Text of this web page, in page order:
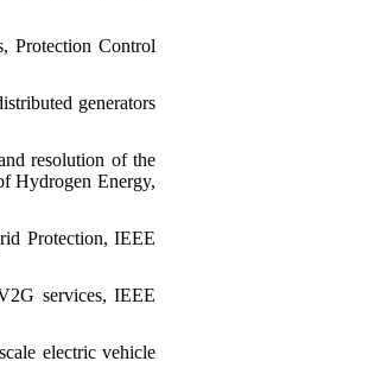
Protection Control
generators
resolution of the
Hydrogen Energy,
Protection, IEEE
services, IEEE
electric vehicle